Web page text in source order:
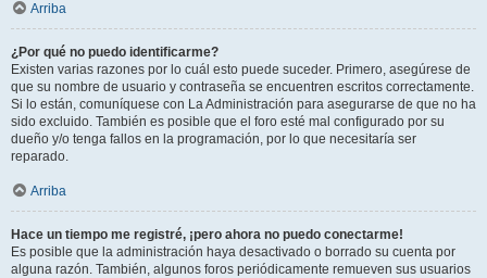
Arriba
¿Por qué no puedo identificarme?
Existen varias razones por lo cuál esto puede suceder. Primero, asegúrese de
que su nombre de usuario y contraseña se encuentren escritos correctamente.
Si lo están, comuníquese con La Administración para asegurarse de que no ha
sido excluido. También es posible que el foro esté mal configurado por su
dueño y/o tenga fallos en la programación, por lo que necesitaría ser
reparado.
Arriba
Hace un tiempo me registré, ¡pero ahora no puedo conectarme!
Es posible que la administración haya desactivado o borrado su cuenta por
alguna razón. También, algunos foros periódicamente remueven sus usuarios